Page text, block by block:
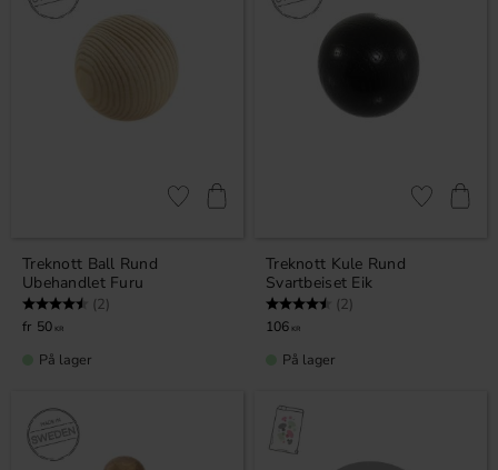
Treknott Ball Rund
Ubehandlet Furu
Karakter: (2)
50 KR
Lagre som favoritt
På lager
Treknott Kule Rund
Svartbeiset Eik
Karakter: (2)
106 KR
Lagre som
På lager